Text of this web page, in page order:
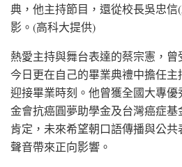
典，他主持節目，還從校長吳忠
影。(高科大提供)
熱愛主持與舞台表達的蔡宗憲，曾
今日更在自己的畢業典禮中擔任
迎接畢業時刻。他曾獲全國大專
金會抗癌圓夢助學金及台灣癌症
肯定，未來希望朝口語傳播與公
聲音帶來正向影響。